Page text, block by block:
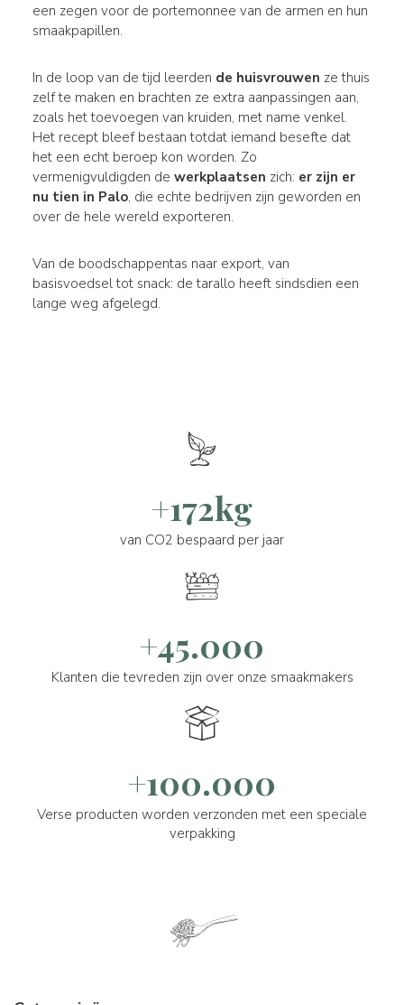
een zegen voor de portemonnee van de armen en hun
smaakpapillen.
In de loop van de tijd leerden de huisvrouwen ze thuis
zelf te maken en brachten ze extra aanpassingen aan,
zoals het toevoegen van kruiden, met name venkel.
Het recept bleef bestaan totdat iemand besefte dat
het een echt beroep kon worden. Zo
vermenigvuldigden de werkplaatsen zich: er zijn er
nu tien in Palo, die echte bedrijven zijn geworden en
over de hele wereld exporteren.
Van de boodschappentas naar export, van
basisvoedsel tot snack: de tarallo heeft sindsdien een
lange weg afgelegd.
+172kg
van CO2 bespaard per jaar
+45.000
Klanten die tevreden zijn over onze smaakmakers
+100.000
Verse producten worden verzonden met een speciale
verpakking